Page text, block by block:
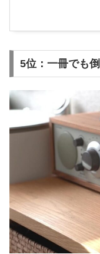
5位：一冊でも